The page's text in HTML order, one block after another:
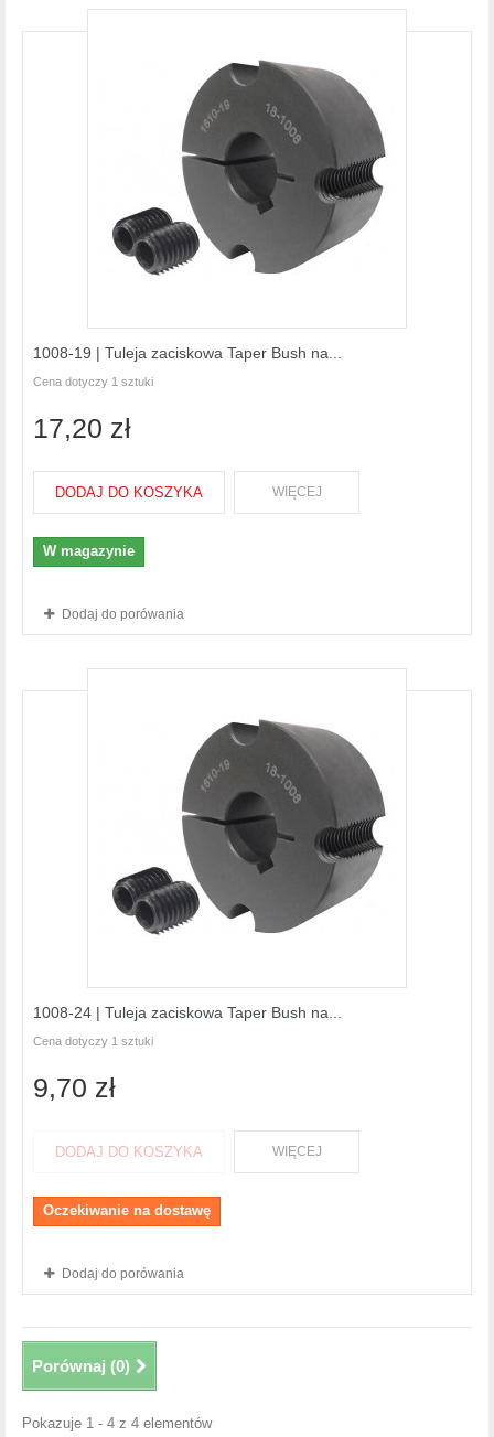
1008-19 | Tuleja zaciskowa Taper Bush na...
Cena dotyczy 1 sztuki
17,20 zł
DODAJ DO KOSZYKA WIĘCEJ
W magazynie
Dodaj do porówania
1008-24 | Tuleja zaciskowa Taper Bush na...
Cena dotyczy 1 sztuki
9,70 zł
DODAJ DO KOSZYKA WIĘCEJ
Oczekiwanie na dostawę
Dodaj do porówania
Porównaj (0)
Pokazuje 1 - 4 z 4 elementów